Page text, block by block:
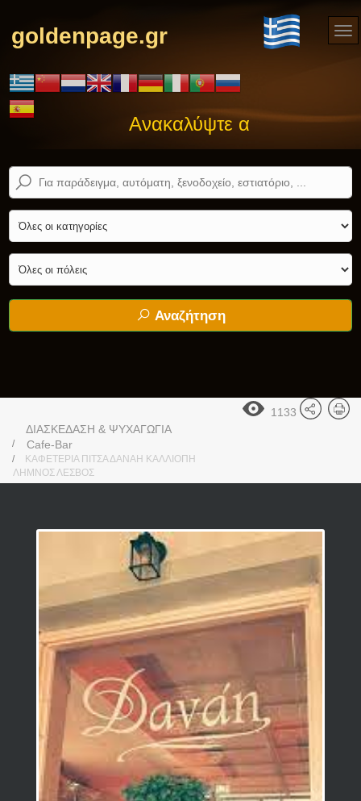
goldenpage.gr
Ανακαλύψτε αυτό που
Αναζήτηση
1133
ΔΙΑΣΚΕΔΑΣΗ & ΨΥΧΑΓΩΓΙΑ
Cafe-Bar
ΚΑΦΕΤΕΡΙΑ ΠΙΤΣΑ ΔΑΝΑΗ ΚΑΛΛΙΟΠΗ
ΛΗΜΝΟΣ ΛΕΣΒΟΣ